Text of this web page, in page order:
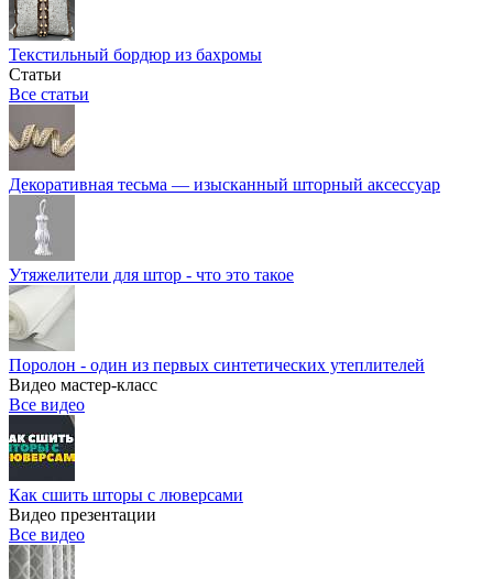
Текстильный бордюр из бахромы
Статьи
Все статьи
Декоративная тесьма — изысканный шторный аксессуар
Утяжелители для штор - что это такое
Поролон - один из первых синтетических утеплителей
Видео мастер-класс
Все видео
Как сшить шторы с люверсами
Видео презентации
Все видео